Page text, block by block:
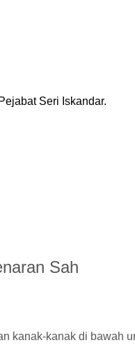
Seri Iskandar.
Sah
kanak-kanak di bawah